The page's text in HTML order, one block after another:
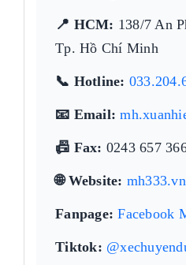
📍 HCM: 138/7 An
Tp. Hồ Chí Minh
📞 Hotline:
📧 Email:
📠 Fax: 0243 657
🌐 Website: mh333.vn
Fanpage: Facebook
Tiktok: